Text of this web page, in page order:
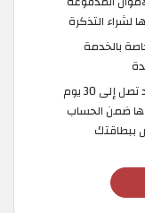
لشراء التذكرة
بالخدمة
يجب مرور مدة لا تقل عن 14 يوم وقد تصل إلى 30 يوم
ضمن الحساب
ببطاقتك